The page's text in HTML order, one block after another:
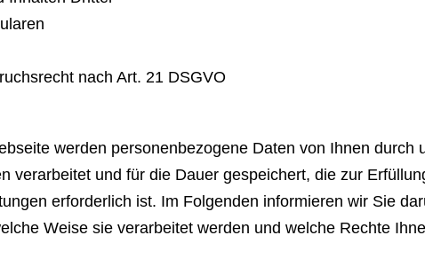
nach Art. 21 DSGVO
werden personenbezogene Daten von Ihnen durch
verarbeitet und für die Dauer gespeichert, die zur
erforderlich ist. Im Folgenden informieren wir Sie
Weise sie verarbeitet werden und welche Rechte